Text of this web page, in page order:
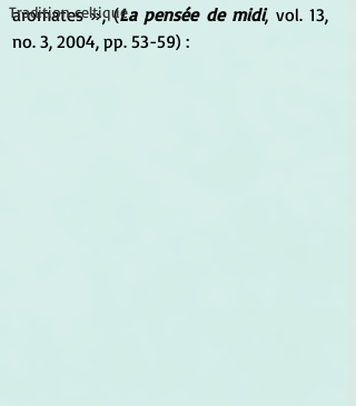
Tradition celtique
aromates », (La pensée de midi, vol. 13,
no. 3, 2004, pp. 53-59) :